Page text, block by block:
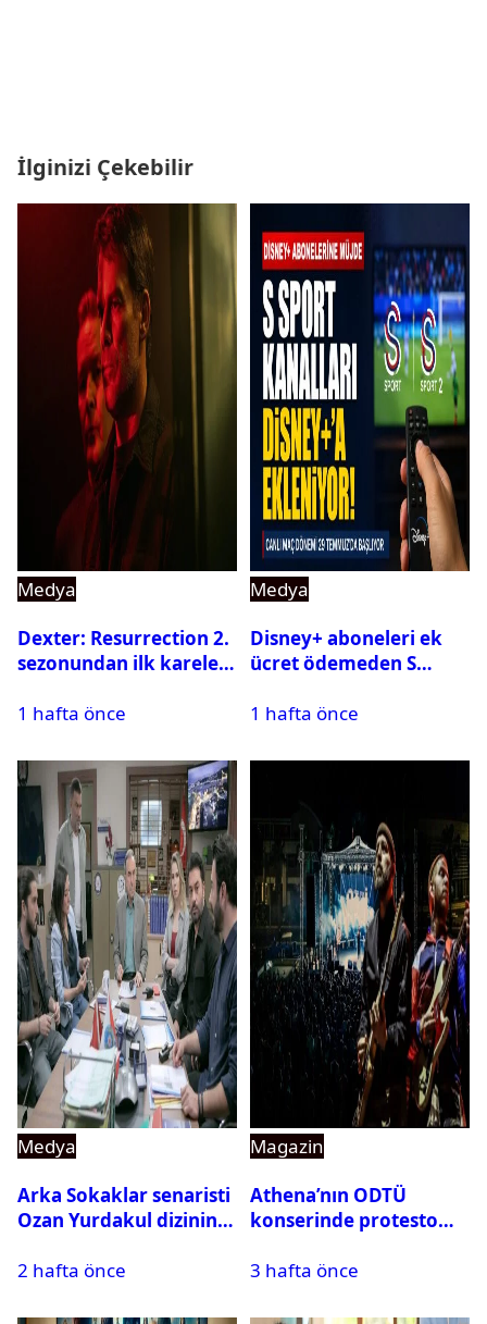
İlginizi Çekebilir
Medya
Dexter: Resurrection 2.
sezonundan ilk kareler
1 hafta önce
Medya
Disney+ aboneleri ek
ücret ödemeden S
izleyebilecek
1 hafta önce
Medya
Arka Sokaklar senaristi
Ozan Yurdakul dizinin
2 hafta önce
Magazin
Athena’nın ODTÜ
konserinde protesto
3 hafta önce